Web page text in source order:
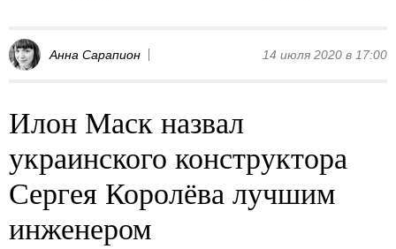
Анна Сарапион 14 июля 2020 в 17:00
Илон Маск назвал
украинского конструктора
Сергея Королёва лучшим
инженером